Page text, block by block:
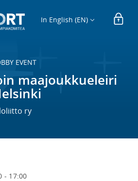
In English (EN)
EVENT
maajoukkueleiri
ry
- 17:00